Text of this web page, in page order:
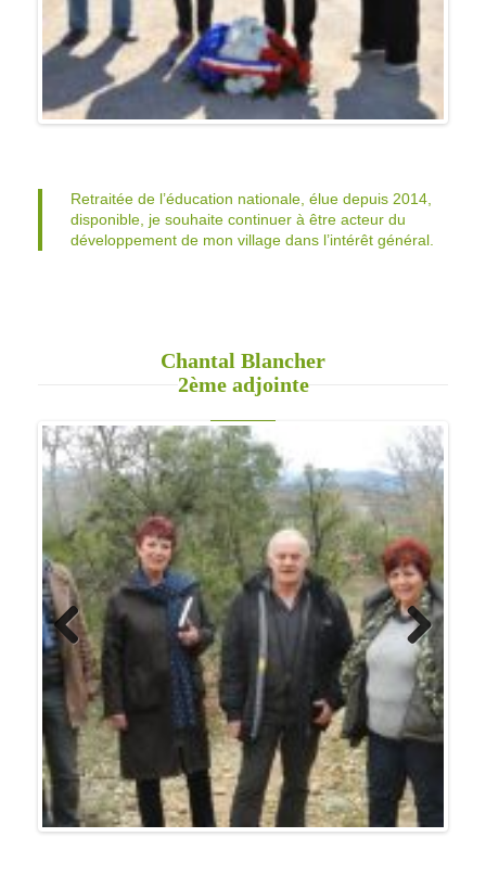
disponible, je souhaite continuer à être acteur du
développement de mon village dans l’intérêt général.
2ème adjointe
Previo
us
Next